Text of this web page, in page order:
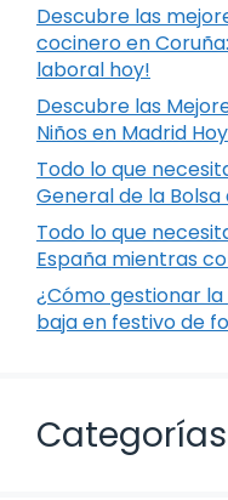
Descubre las
cocinero en
laboral hoy!
Descubre las
Niños en Madrid Hoy
Todo lo que
General de la
Todo lo que
España mientras
¿Cómo gestionar
baja en festivo de
Categorías